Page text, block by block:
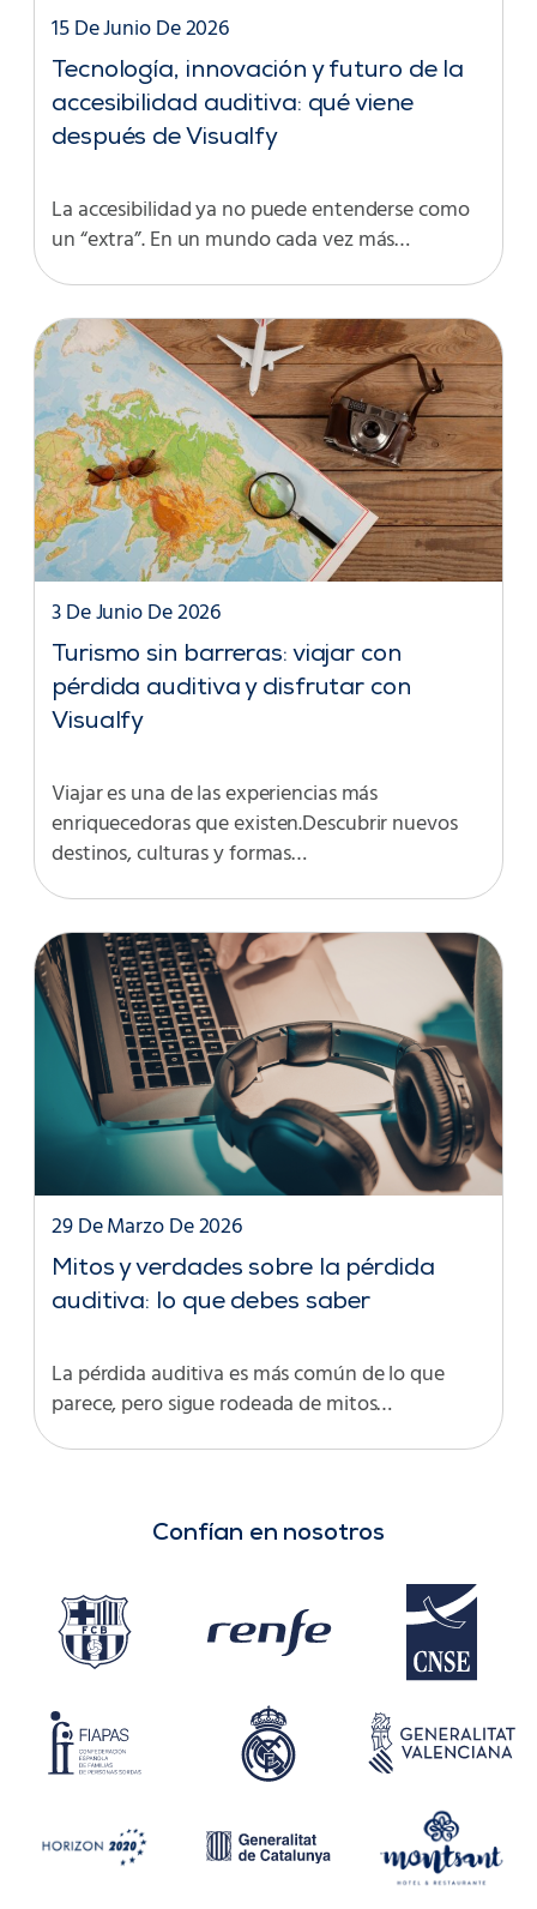
Tecnología, innovación y futuro de la
accesibilidad auditiva: qué viene
después de Visualfy
15 De Junio De 2026
La accesibilidad ya no puede entenderse como
un “extra”. En un mundo cada vez más…
Turismo sin barreras: viajar con
pérdida auditiva y disfrutar con
Visualfy
3 De Junio De 2026
Viajar es una de las experiencias más
enriquecedoras que existen.Descubrir nuevos
destinos, culturas y formas…
Mitos y verdades sobre la pérdida
auditiva: lo que debes saber
29 De Marzo De 2026
La pérdida auditiva es más común de lo que
parece, pero sigue rodeada de mitos…
Confían en nosotros